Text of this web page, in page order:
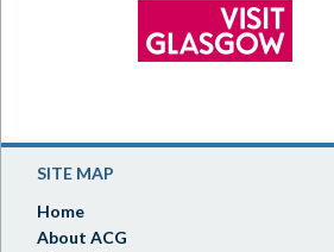
SITE MAP
Home
About ACG